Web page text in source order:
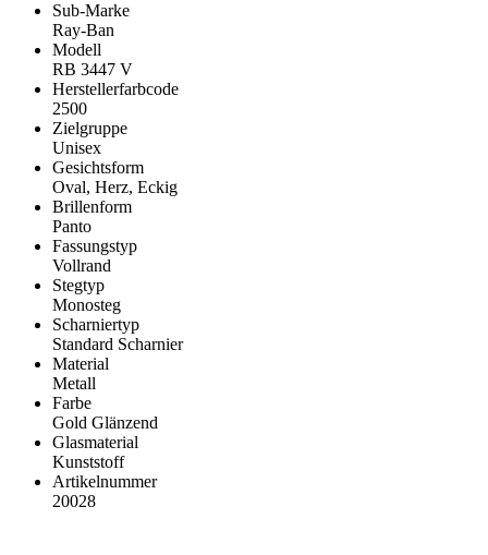
Sub-Marke
Ray-Ban
Modell
RB 3447 V
Herstellerfarbcode
2500
Zielgruppe
Unisex
Gesichtsform
Oval, Herz, Eckig
Brillenform
Panto
Fassungstyp
Vollrand
Stegtyp
Monosteg
Scharniertyp
Standard Scharnier
Material
Metall
Farbe
Gold Glänzend
Glasmaterial
Kunststoff
Artikelnummer
20028